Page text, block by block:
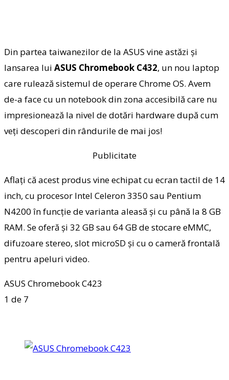
Din partea taiwanezilor de la ASUS vine astăzi și
lansarea lui ASUS Chromebook C432, un nou laptop
care rulează sistemul de operare Chrome OS. Avem
de-a face cu un notebook din zona accesibilă care nu
impresionează la nivel de dotări hardware după cum
veți descoperi din rândurile de mai jos!
Publicitate
Aflați că acest produs vine echipat cu ecran tactil de 14
inch, cu procesor Intel Celeron 3350 sau Pentium
N4200 în funcție de varianta aleasă și cu până la 8 GB
RAM. Se oferă și 32 GB sau 64 GB de stocare eMMC,
difuzoare stereo, slot microSD și cu o cameră frontală
pentru apeluri video.
ASUS Chromebook C423
1 de 7